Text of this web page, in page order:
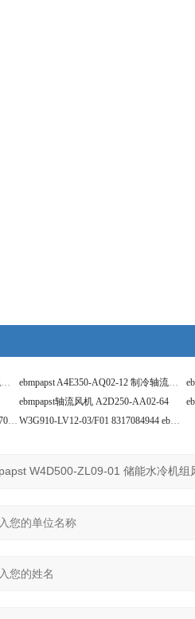
ebmpapst S4E350-AN02-50 制冷轴流风机 ebmpapst A4E350-AQ02-12 制冷轴流风机
ebmpapst轴流风机 A2D250-AA02-64
ebm风机 W3G910-KV12-03/F01 8317083078
W3G910-LV12-03/F01 8317084944 ebm风机